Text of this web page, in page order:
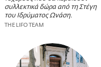
συλλεκτικά δώρα από τη Στέγη
του Ιδρύματος Ωνάση.
THE LIFO TEAM